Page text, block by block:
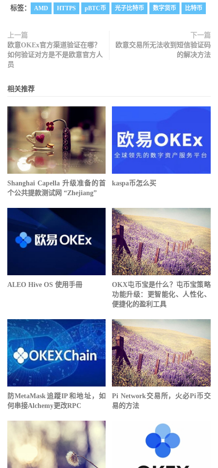
标签： AMD HTTPS pBTC币 光子比特币 数字货币 比特币
上一篇
欧意OKEx官方渠道验证在哪？
如何验证对方是不是欧意官方人
员
下一篇
欧意交易所无法收到短信验证码
的解决方法
相关推荐
Shanghai Capella 升级准备的首
个公共提款测试网 “Zhejiang”
kaspa币怎么买
ALEO Hive OS 使用手冊
OKX屯币宝是什么？屯币宝策略
功能升级：更智能化、人性化、
便捷化的盈利工具
防MetaMask追蹤IP和地址，如
何串接Alchemy更改RPC
Pi Network交易所，火必Pi币交
易的方法